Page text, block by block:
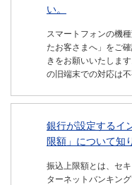
い。
スマートフォンの機
たお客さまへ」をご
きをお願いいたしま
の旧端末での対応は不
銀行が設定するイ
限額」について知
振込上限額とは、セ
ターネットバンキン